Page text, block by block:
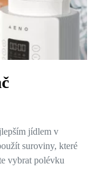
jídlem v
suroviny, které
vybrat polévku